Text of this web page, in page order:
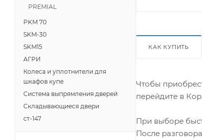
КАК КУПИТЬ
Чтобы
перейдите в
При выборе
После
PREMIAL
PKM 70
SKM-30
SKM15
АГРИ
Колеса и уплотнители для
шкафов купе
Система выпрямления дверей
Складывающиеся двери
ст-147